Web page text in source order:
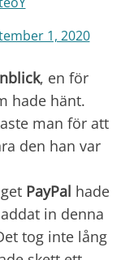
1, 2020
, en för
hade hänt.
man för att
den han var
PayPal hade
in denna
tog inte lång